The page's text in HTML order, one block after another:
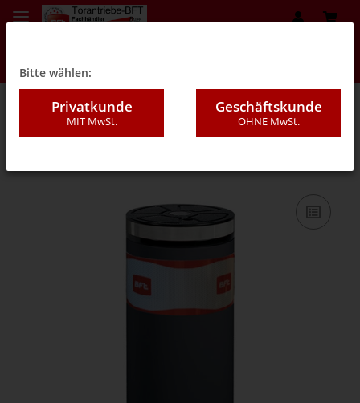
05C - Gasdruck Poller
Bitte wählen:
Privatkunde
MIT MwSt.
Geschäftskunde
OHNE MwSt.